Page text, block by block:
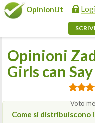
Opinioni.it
Opinioni
Girls can
Voto
Come si distribuiscono